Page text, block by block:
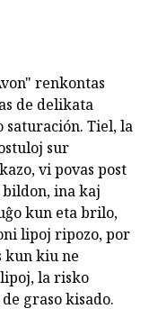
renkontas
de delikata
Tiel, la
sur
vi povas post
ina kaj
kun eta brilo,
lipoj ripozo, por
kun kiu ne
la risko
graso kisado.